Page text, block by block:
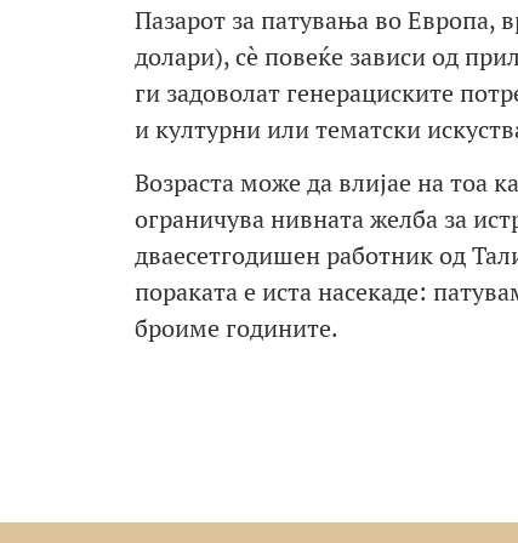
Пазарот за патувања во Европа,
долари), сè повеќе зависи од
ги задоволат генерациските
и културни или тематски
Возраста може да влијае на тоа
ограничува нивната желба за
дваесетгодишен работник од
пораката е иста насекаде:
броиме годините.